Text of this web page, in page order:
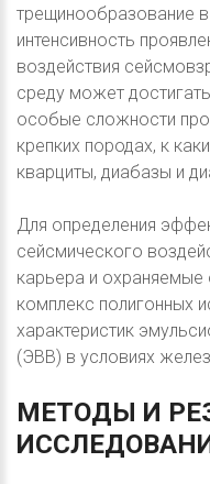
трещинообразование
интенсивность
воздействия
среду может
особые сложности
крепких породах, к
кварциты, диабазы и
Для определения
сейсмического
карьера и
комплекс полигонных
характеристик
(ЭВВ) в условиях
МЕТОДЫ И